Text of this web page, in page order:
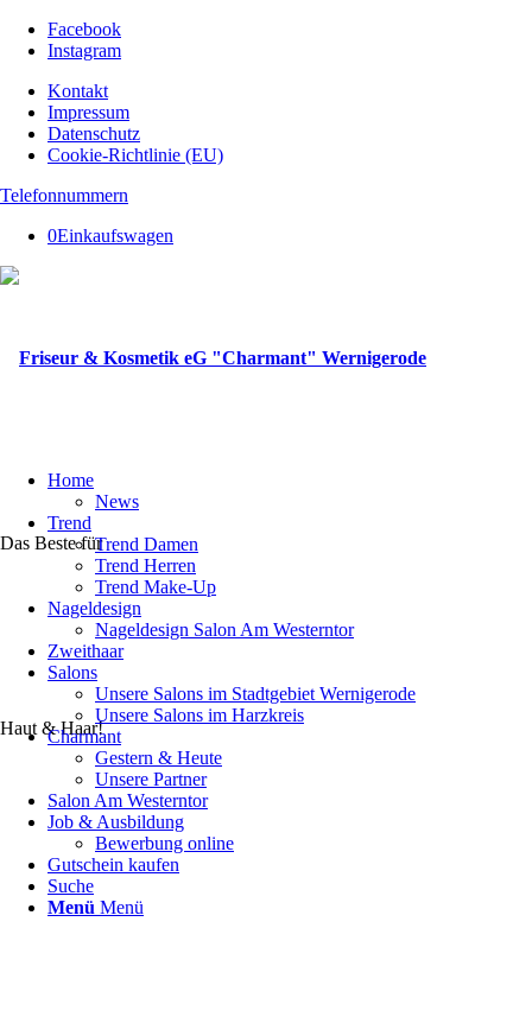
Facebook
Instagram
Kontakt
Impressum
Datenschutz
Cookie-Richtlinie (EU)
Telefonnummern
0Einkaufswagen
Das Beste für
Haut & Haar!
Home
News
Trend
Trend Damen
Trend Herren
Trend Make-Up
Nageldesign
Nageldesign Salon Am Westerntor
Zweithaar
Salons
Unsere Salons im Stadtgebiet Wernigerode
Unsere Salons im Harzkreis
Charmant
Gestern & Heute
Unsere Partner
Salon Am Westerntor
Job & Ausbildung
Bewerbung online
Gutschein kaufen
Suche
Menü Menü